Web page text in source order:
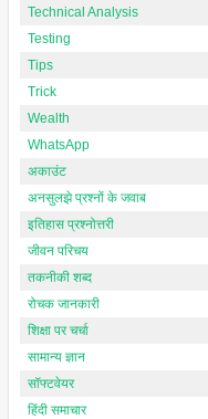
Technical Analysis
Testing
Tips
Trick
Wealth
WhatsApp
अकाउंट
अनसुलझे प्रश्नों के जवाब
इतिहास प्रश्नोत्तरी
जीवन परिचय
तकनीकी शब्द
रोचक जानकारी
शिक्षा पर चर्चा
सामान्य ज्ञान
सॉफ्टवेयर
हिंदी समाचार